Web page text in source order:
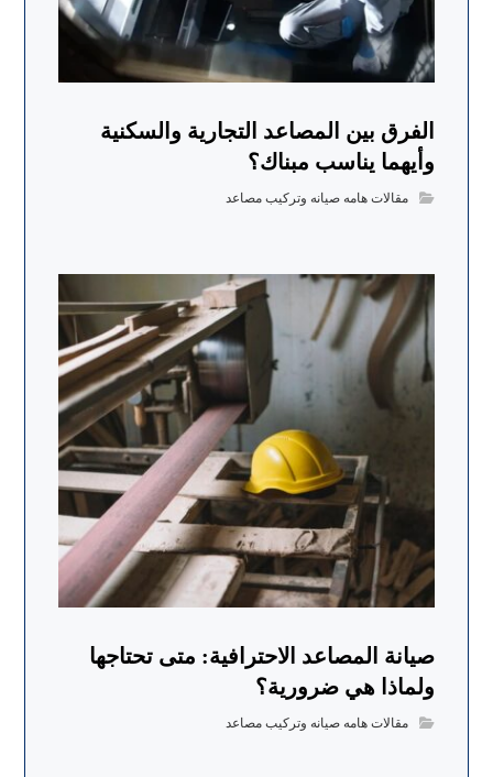
الفرق بين المصاعد التجارية والسكنية
وأيهما يناسب مبناك؟
مقالات هامه صيانه وتركيب مصاعد
صيانة المصاعد الاحترافية: متى تحتاجها
ولماذا هي ضرورية؟
مقالات هامه صيانه وتركيب مصاعد